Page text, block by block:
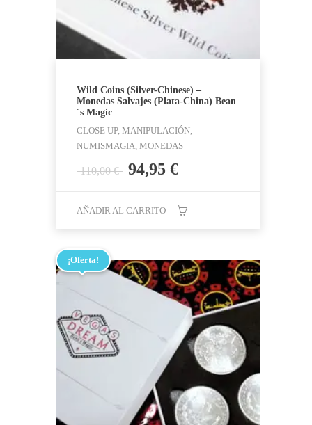
Wild Coins (Silver-Chinese) –
Monedas Salvajes (Plata-China) Bean
´s Magic
CLOSE UP, MANIPULACIÓN,
NUMISMAGIA, MONEDAS
110,00€
El
original
era:
94,95 €El
actual
es:
AÑADIR AL CARRITO
¡Oferta!